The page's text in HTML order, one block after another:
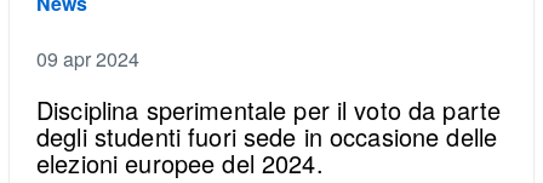
09 apr 2024
Disciplina sperimentale per il voto da parte
degli studenti fuori sede in occasione delle
elezioni europee del 2024.